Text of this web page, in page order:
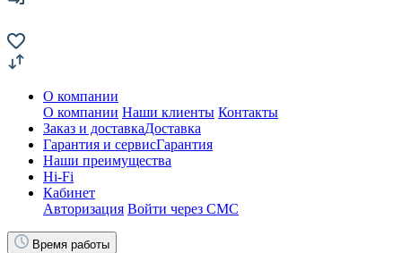
О компании
О компании Наши клиенты Контакты
Заказ и доставкаДоставка
Гарантия и сервисГарантия
Наши преимущества
Hi-Fi
Кабинет
Авторизация Войти через СМС
Время работы